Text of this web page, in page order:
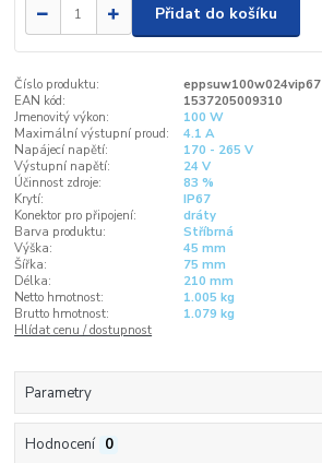
Přidat do košíku
Číslo produktu:
eppsuw100w024vip67
EAN kód:
1537205009310
Jmenovitý výkon:
100 W
Maximální výstupní proud:
4.1 A
Napájecí napětí:
170 - 265 V
Výstupní napětí:
24 V
Účinnost zdroje:
83 %
Krytí:
IP67
Konektor pro připojení:
dráty
Barva produktu:
Stříbrná
Výška:
45 mm
Šířka:
75 mm
Délka:
210 mm
Netto hmotnost:
1.005 kg
Brutto hmotnost:
1.079 kg
Hlídat cenu / dostupnost
Parametry
Hodnocení 0